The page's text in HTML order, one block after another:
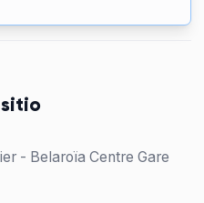
- Belaroïa Centre Gare